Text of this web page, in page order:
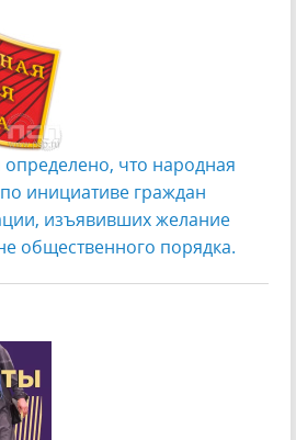
определено, что народная
инициативе граждан
изъявивших желание
общественного порядка.